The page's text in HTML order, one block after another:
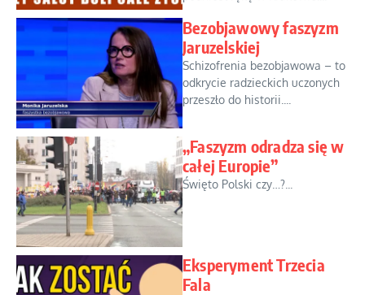
Bezobjawowy faszyzm
Jaruzelskiej
Schizofrenia bezobjawowa – to
odkrycie radzieckich uczonych
przeszło do historii....
„Faszyzm odradza się w
całej Europie”
Święto Polski czy…?...
Eksperyment Trzecia
Fala